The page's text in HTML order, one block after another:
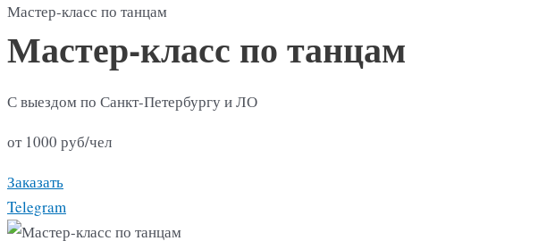
Мастер-класс по танцам
Мастер-класс по танцам
С выездом по Санкт-Петербургу и ЛО
от 1000 руб/чел
Заказать
Telegram